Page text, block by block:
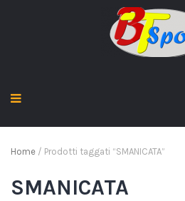
Home / Prodotti taggati “SMANICATA”
SMANICATA